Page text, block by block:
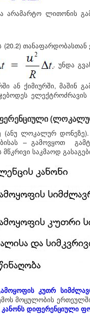
არამარტო ლითონის
(20.2)
. უნდა
ან ქიმიურში, მაშინ
ლოკალურ დონეზე).
– გამოვყოთ
საკმაოდ
კუთრ
მოცულობის
დიფერენციული